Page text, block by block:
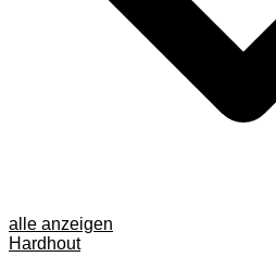
alle anzeigen
Hardhout